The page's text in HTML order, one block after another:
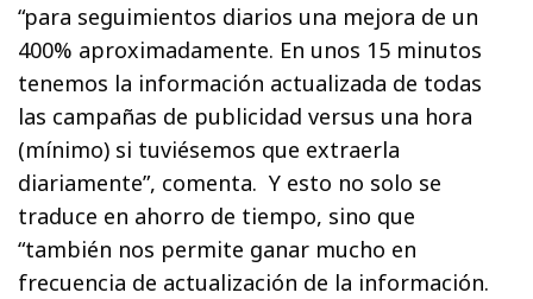
“para seguimientos diarios una mejora de un
400% aproximadamente. En unos 15 minutos
tenemos la información actualizada de todas
las campañas de publicidad versus una hora
(mínimo) si tuviésemos que extraerla
diariamente”, comenta. Y esto no solo se
traduce en ahorro de tiempo, sino que
“también nos permite ganar mucho en
frecuencia de actualización de la información.